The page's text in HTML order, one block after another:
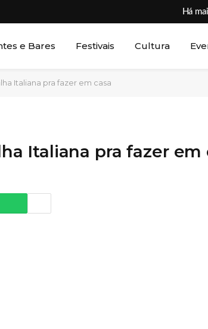
Há
e Bares Festivais Cultura
Italiana pra fazer em casa
Italiana pra fazer em